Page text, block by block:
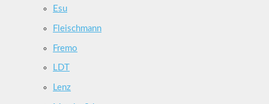
Esu
Fleischmann
Fremo
LDT
Lenz